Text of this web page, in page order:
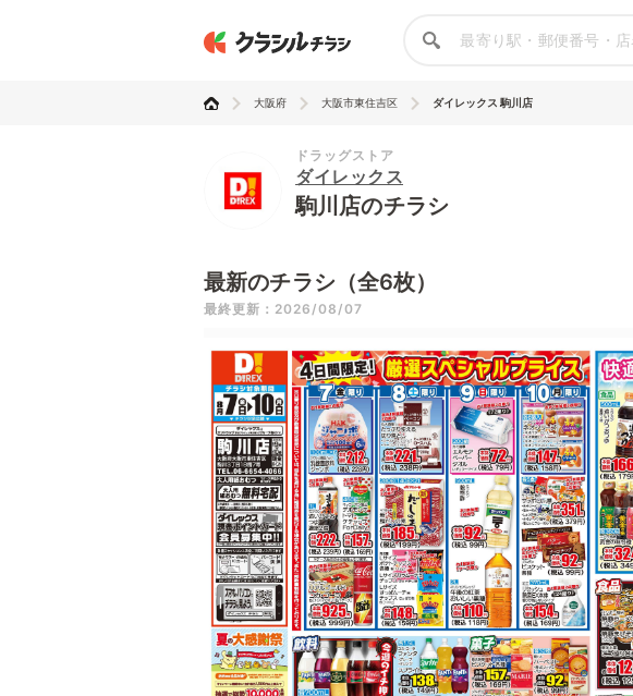
大阪府 大阪市東住吉区 ダイレックス 駒川店
ドラッグストア
ダイレックス
駒川店のチラシ
最新のチラシ（全6枚）
最終更新：2026/08/07